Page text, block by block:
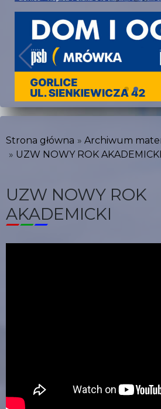
Strona główna
Archiwum
UZW NOWY ROK AKADEMICKI
UZW NOWY ROK
AKADEMICKI